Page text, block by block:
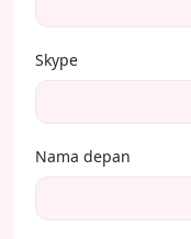
Ketentuan
Blog
Skype
Nama depan